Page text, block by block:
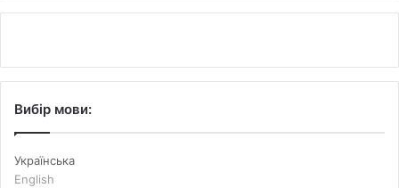
Вибір мови:
Українська
English